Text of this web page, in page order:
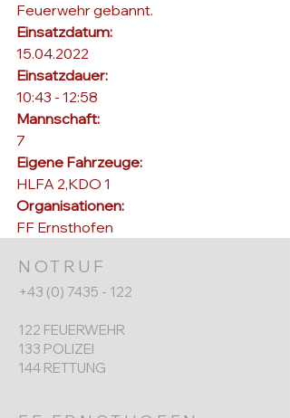
Feuerwehr gebannt.
Einsatzdatum:
15.04.2022
Einsatzdauer:
10:43 - 12:58
Mannschaft:
7
Eigene Fahrzeuge:
HLFA 2,KDO 1
Organisationen:
FF Ernsthofen
NOTRUF
+43 (0) 7435 - 122
122 FEUERWEHR
133 POLIZEI
144 RETTUNG